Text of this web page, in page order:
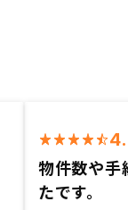
物件数や手
たです。